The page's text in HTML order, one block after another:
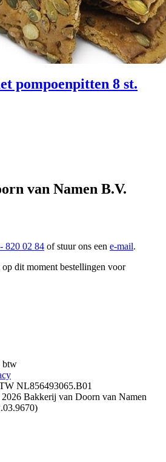
pompoenpitten 8 st.
van Namen B.V.
820 02 84 of stuur ons een e-mail.
dit moment bestellingen voor
btw
NL856493065.B01
Bakkerij van Doorn van Namen